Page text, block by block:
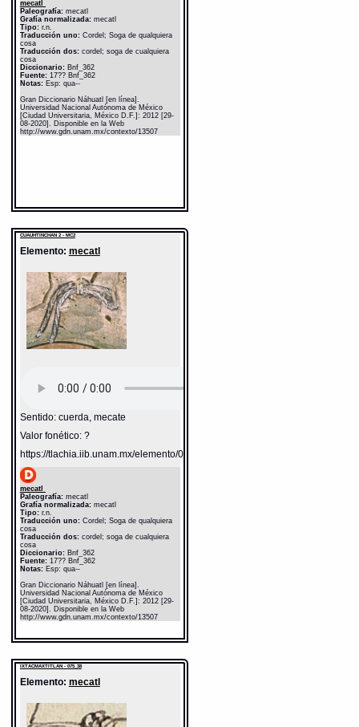
mecatl
Paleografía:mecatl
Grafía normalizada:mecatl
Tipo:r.n.
Traducción uno:Cordel; Soga de qualquiera
cosa
Traducción dos:cordel; soga de cualquiera
cosa
Diccionario: Bnf_362
Fuente:17?? Bnf_362
Notas:Esp: qua--
Gran Diccionario Náhuatl [en línea].
Universidad Nacional Autónoma de México
[Ciudad Universitaria, México D.F.]: 2012 [29-
08-2020]. Disponible en la Web
http://www.gdn.unam.mx/contexto/13507
CUAUHTINCHAN 2 - MC2
Elemento: mecatl
Sentido: cuerda, mecate
Valor fonético: ?
https://tlachia.iib.unam.mx/elemento/05.11.03
mecatl
Paleografía:mecatl
Grafía normalizada:mecatl
Tipo:r.n.
Traducción uno:Cordel; Soga de qualquiera
cosa
Traducción dos:cordel; soga de cualquiera
cosa
Diccionario: Bnf_362
Fuente:17?? Bnf_362
Notas:Esp: qua--
Gran Diccionario Náhuatl [en línea].
Universidad Nacional Autónoma de México
[Ciudad Universitaria, México D.F.]: 2012 [29-
08-2020]. Disponible en la Web
http://www.gdn.unam.mx/contexto/13507
IXTACMAXTITLAN - 075_38
Elemento: mecatl